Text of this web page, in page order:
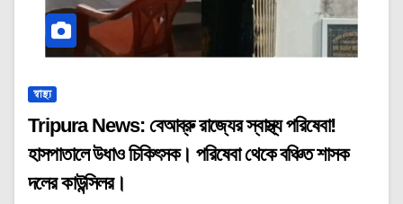
স্বাস্থ্য
Tripura News: বেআব্রু রাজ্যের স্বাস্থ্য পরিষেবা!
হাসপাতালে উধাও চিকিৎসক। পরিষেবা থেকে বঞ্চিত শাসক
দলের কাউন্সিলর।